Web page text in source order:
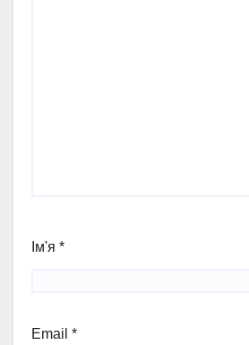
Ім'я *
Email *